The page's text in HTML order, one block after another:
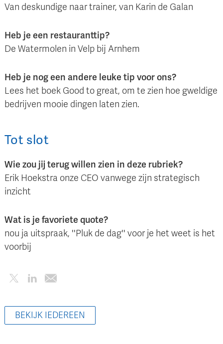
Van deskundige naar trainer, van Karin de Galan
Heb je een restauranttip?
De Watermolen in Velp bij Arnhem
Heb je nog een andere leuke tip voor ons?
Lees het boek Good to great, om te zien hoe gweldige
bedrijven mooie dingen laten zien.
Tot slot
Wie zou jij terug willen zien in deze rubriek?
Erik Hoekstra onze CEO vanwege zijn strategisch
inzicht
Wat is je favoriete quote?
nou ja uitspraak, ''Pluk de dag'' voor je het weet is het
voorbij
BEKIJK IEDEREEN